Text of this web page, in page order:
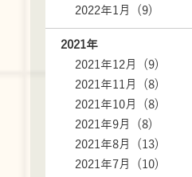
2022年1月 (9)
2021年
2021年12月 (9)
2021年11月 (8)
2021年10月 (8)
2021年9月 (8)
2021年8月 (13)
2021年7月 (10)